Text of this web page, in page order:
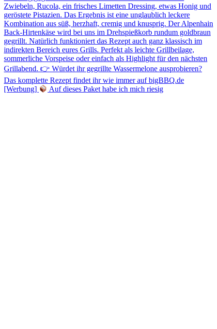
[Werbung] Auf dieses Paket habe ich mich riesig